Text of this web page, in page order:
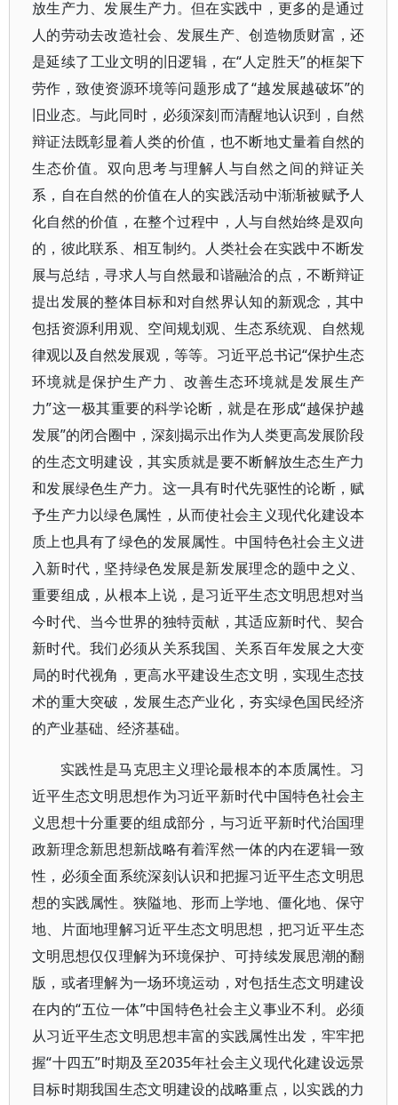
放生产力、发展生产力。但在实践中，更多的是通过
人的劳动去改造社会、发展生产、创造物质财富，还
是延续了工业文明的旧逻辑，在“人定胜天”的框架下
劳作，致使资源环境等问题形成了“越发展越破坏”的
旧业态。与此同时，必须深刻而清醒地认识到，自然
辩证法既彰显着人类的价值，也不断地丈量着自然的
生态价值。双向思考与理解人与自然之间的辩证关
系，自在自然的价值在人的实践活动中渐渐被赋予人
化自然的价值，在整个过程中，人与自然始终是双向
的，彼此联系、相互制约。人类社会在实践中不断发
展与总结，寻求人与自然最和谐融洽的点，不断辩证
提出发展的整体目标和对自然界认知的新观念，其中
包括资源利用观、空间规划观、生态系统观、自然规
律观以及自然发展观，等等。习近平总书记“保护生态
环境就是保护生产力、改善生态环境就是发展生产
力”这一极其重要的科学论断，就是在形成“越保护越
发展”的闭合圈中，深刻揭示出作为人类更高发展阶段
的生态文明建设，其实质就是要不断解放生态生产力
和发展绿色生产力。这一具有时代先驱性的论断，赋
予生产力以绿色属性，从而使社会主义现代化建设本
质上也具有了绿色的发展属性。中国特色社会主义进
入新时代，坚持绿色发展是新发展理念的题中之义、
重要组成，从根本上说，是习近平生态文明思想对当
今时代、当今世界的独特贡献，其适应新时代、契合
新时代。我们必须从关系我国、关系百年发展之大变
局的时代视角，更高水平建设生态文明，实现生态技
术的重大突破，发展生态产业化，夯实绿色国民经济
的产业基础、经济基础。
实践性是马克思主义理论最根本的本质属性。习
近平生态文明思想作为习近平新时代中国特色社会主
义思想十分重要的组成部分，与习近平新时代治国理
政新理念新思想新战略有着浑然一体的内在逻辑一致
性，必须全面系统深刻认识和把握习近平生态文明思
想的实践属性。狭隘地、形而上学地、僵化地、保守
地、片面地理解习近平生态文明思想，把习近平生态
文明思想仅仅理解为环境保护、可持续发展思潮的翻
版，或者理解为一场环境运动，对包括生态文明建设
在内的“五位一体”中国特色社会主义事业不利。必须
从习近平生态文明思想丰富的实践属性出发，牢牢把
握“十四五”时期及至2035年社会主义现代化建设远景
目标时期我国生态文明建设的战略重点，以实践的力